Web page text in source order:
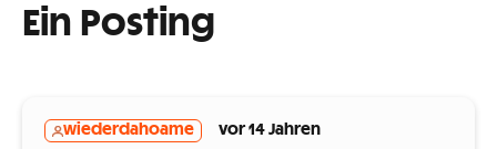
Ein Posting
wiederdahoame vor 14 Jahren